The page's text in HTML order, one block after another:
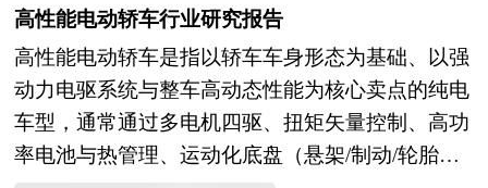
场景智能化升级，"高铁+旅游""高铁+城轨"等融合
业态蓬勃发展，旅客出行体验将持续改善；货运服
务将深度融入现代流通体系，快捷物流、定制化物
流、供应链物流等新产品加速培育，铁路货运场站
向现代物流中心转型，多式联运"一单制""一箱
小组装企业以价格竞争为主，产品同质化严重、质
量参差、售后服务薄弱，而具备自主研发能力、智
能化水平、品牌渠道体系与规模化制造优势的头部
企业占比持续提升，行业集中度提高与产能出清并
行。同时，原材料价格波动、合规成本上升（3C认
箱不仅是一个运输容器，更是一种集储存、保护、
化尺寸（如20英尺、40英尺等）以TEU（Twenty-
foot Equivalent Unit）为单位进行统计和运营，已
成为全球贸易量的核心衡量指标。它通过统一规
格、结构和标记系统，实现了全球供应链中船舶、
高性能电动轿车行业研究报告
高性能电动轿车是指以轿车车身形态为基础、以强
动力电驱系统与整车高动态性能为核心卖点的纯电
车型，通常通过多电机四驱、扭矩矢量控制、高功
率电池与热管理、运动化底盘（悬架/制动/轮胎）